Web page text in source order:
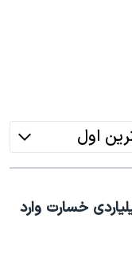
اول
خسارت وارد